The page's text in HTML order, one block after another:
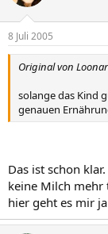
8 Juli 2005
Original von
solange das Kind
genauen
Das ist schon
keine Milch mehr
hier geht es mir